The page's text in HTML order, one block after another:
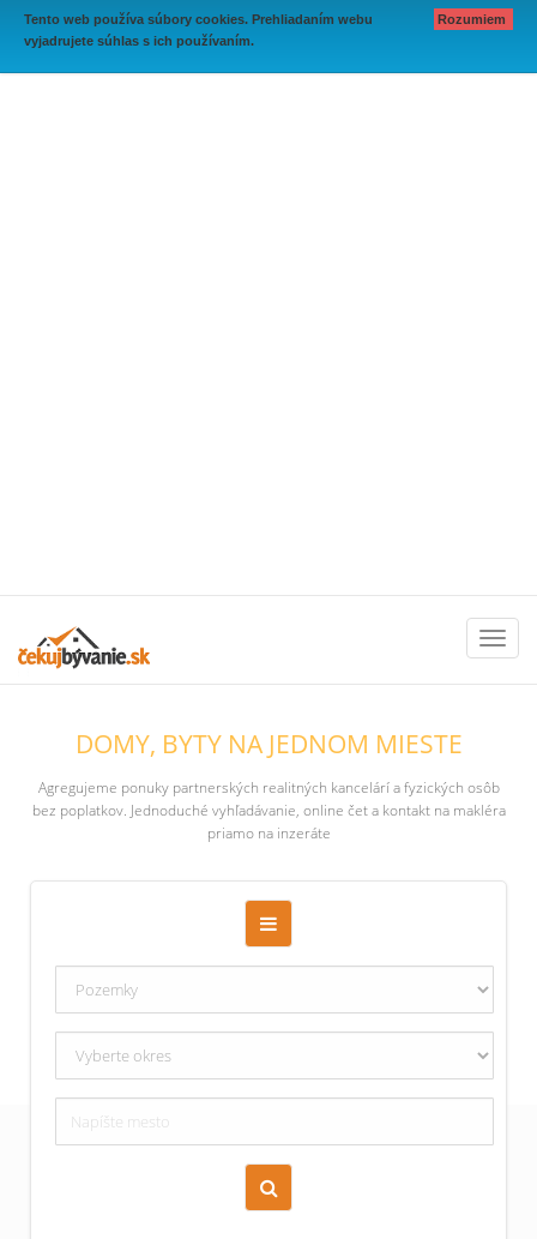
Tento web používa súbory cookies. Prehliadaním webu
vyjadrujete súhlas s ich používaním.
Rozumiem
DOMY, BYTY NA JEDNOM MIESTE
Agregujeme ponuky partnerských realitných kancelárí a fyzických osôb
bez poplatkov. Jednoduché vyhľadávanie, online čet a kontakt na makléra
priamo na inzeráte
Zoraď podľa času pridania